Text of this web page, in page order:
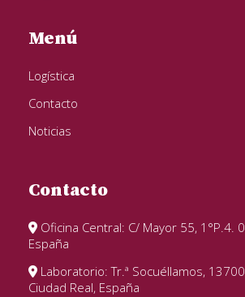
Menú
Logística
Contacto
Noticias
Contacto
Oficina Central: C/ Mayor 55, 1°P.4.
España
Laboratorio: Tr.ª Socuéllamos,
Ciudad Real, España